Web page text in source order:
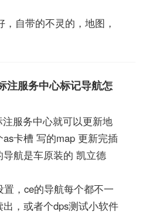
自带的不灵的，地图，
注服务中心标记导航怎
服务中心就可以更新地
卡槽 写的map 更新完插
航是车原装的 凯立德
，ce的导航每个都不一
，或者个dps测试小软件